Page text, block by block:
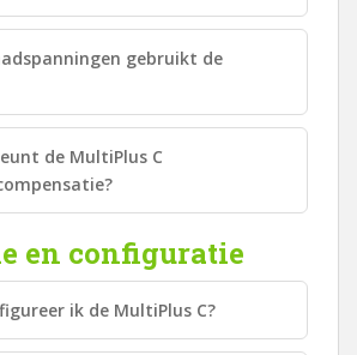
gebruikt de
de MultiPlus C
en configuratie
ik de MultiPlus C?